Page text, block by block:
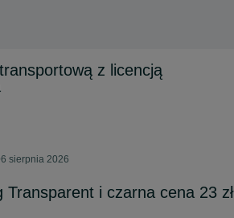
z licencją
sierpnia 2026
Transparent i czarna cena 23 zł